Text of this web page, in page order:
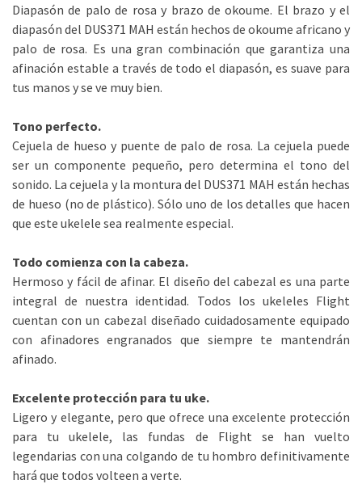
Diapasón de palo de rosa y brazo de okoume. El brazo y el
diapasón del DUS371 MAH están hechos de okoume africano y
palo de rosa. Es una gran combinación que garantiza una
afinación estable a través de todo el diapasón, es suave para
tus manos y se ve muy bien.
Tono perfecto.
Cejuela de hueso y puente de palo de rosa. La cejuela puede
ser un componente pequeño, pero determina el tono del
sonido. La cejuela y la montura del DUS371 MAH están hechas
de hueso (no de plástico). Sólo uno de los detalles que hacen
que este ukelele sea realmente especial.
Todo comienza con la cabeza.
Hermoso y fácil de afinar. El diseño del cabezal es una parte
integral de nuestra identidad. Todos los ukeleles Flight
cuentan con un cabezal diseñado cuidadosamente equipado
con afinadores engranados que siempre te mantendrán
afinado.
Excelente protección para tu uke.
Ligero y elegante, pero que ofrece una excelente protección
para tu ukelele, las fundas de Flight se han vuelto
legendarias con una colgando de tu hombro definitivamente
hará que todos volteen a verte.